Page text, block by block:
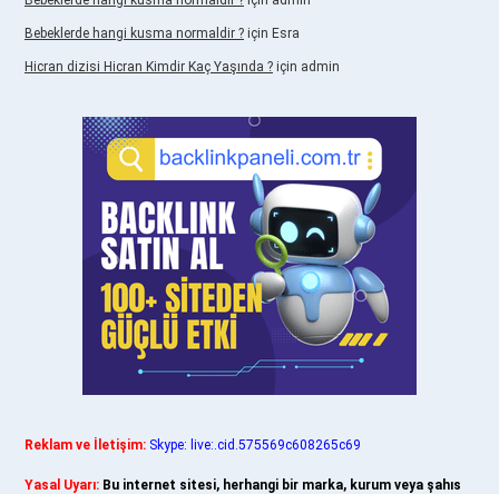
Bebeklerde hangi kusma normaldir ? için Esra
Hicran dizisi Hicran Kimdir Kaç Yaşında ? için admin
Reklam ve İletişim: Skype: live:.cid.575569c608265c69
Yasal Uyarı: Bu internet sitesi, herhangi bir marka, kurum veya şahıs